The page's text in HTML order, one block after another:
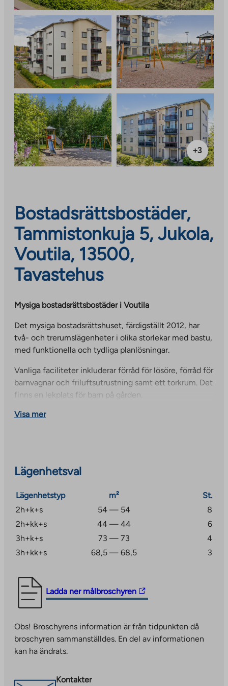
+3
Bostadsrättsbostäder,
Tammistonkuja 5, Jukola,
Voutila, 13500,
Tavastehus
Mysiga bostadsrättsbostäder i Voutila
Det mysiga bostadsrättshuset, färdigställt 2012, har
två- och trerumslägenheter i olika storlekar med bastu,
med funktionella och tydliga planlösningar.
Vanliga faciliteter inkluderar förråd för lösöre, förråd för
barnvagnar och friluftsutrustning samt ett torkrum. Det
finns en lekplats för barn på gården.
Det finns en grundskola och gymnasieskola, samt
Ahvenistos storslagna natur- och idrottscenter ligger
idealiskt för dig som gillar träning och friluftsliv.
bättre: https://ta.fi/ajankohtaista/795-vehrea-
kulttuurkaupunki-hameenlinna-on-sopivan-koonka-
paikka-asua
Visa mer
Lägenhetsval
Lägenhetstyp m²
St.
2h+k+s
54 — 54
8
2h+kk+s
44 — 44
6
3h+k+s
73 — 73
4
3h+kk+s
68,5 — 68,5 3
Ladda ner målbroschyren
The
link
you
to
an
site.
Obs! Broschyrens information är från tidpunkten då
broschyren sammanställdes. En del av informationen
kan ha ändrats.
Kontakter